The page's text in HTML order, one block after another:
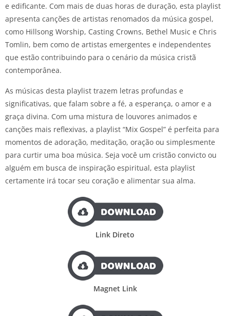
e edificante. Com mais de duas horas de duração, esta playlist
apresenta canções de artistas renomados da música gospel,
como Hillsong Worship, Casting Crowns, Bethel Music e Chris
Tomlin, bem como de artistas emergentes e independentes
que estão contribuindo para o cenário da música cristã
contemporânea.
As músicas desta playlist trazem letras profundas e
significativas, que falam sobre a fé, a esperança, o amor e a
graça divina. Com uma mistura de louvores animados e
canções mais reflexivas, a playlist “Mix Gospel” é perfeita para
momentos de adoração, meditação, oração ou simplesmente
para curtir uma boa música. Seja você um cristão convicto ou
alguém em busca de inspiração espiritual, esta playlist
certamente irá tocar seu coração e alimentar sua alma.
Link Direto
Magnet Link